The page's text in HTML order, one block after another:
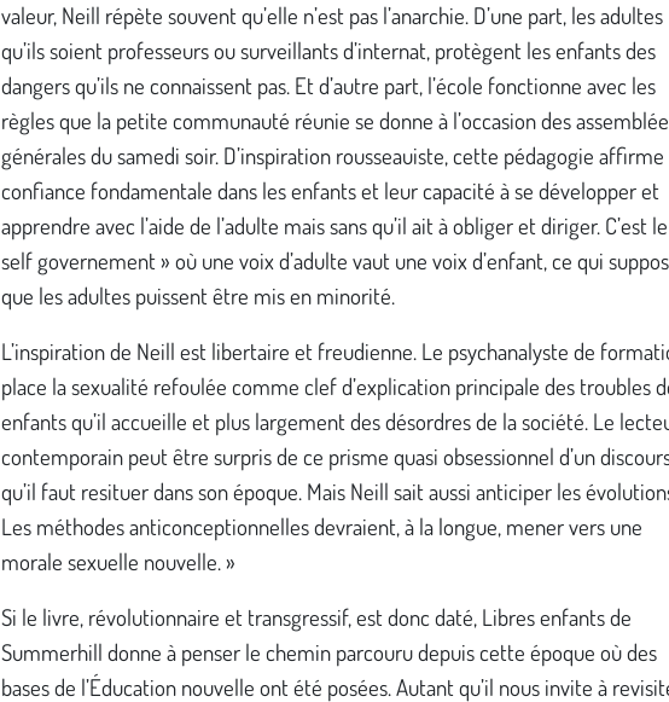
valeur, Neill répète souvent qu’elle n’est pas l’anarchie. D’une part, les adultes
qu’ils soient professeurs ou surveillants d’internat, protègent les enfants des
dangers qu’ils ne connaissent pas. Et d’autre part, l’école fonctionne avec les
règles que la petite communauté réunie se donne à l’occasion des
générales du samedi soir. D’inspiration rousseauiste, cette pédagogie affirme
confiance fondamentale dans les enfants et leur capacité à se développer et
apprendre avec l’aide de l’adulte mais sans qu’il ait à obliger et diriger. C’est
self governement » où une voix d’adulte vaut une voix d’enfant, ce qui
que les adultes puissent être mis en minorité.
L’inspiration de Neill est libertaire et freudienne. Le psychanalyste de
place la sexualité refoulée comme clef d’explication principale des troubles
enfants qu’il accueille et plus largement des désordres de la société. Le
contemporain peut être surpris de ce prisme quasi obsessionnel d’un
qu’il faut resituer dans son époque. Mais Neill sait aussi anticiper les
Les méthodes anticonceptionnelles devraient, à la longue, mener vers une
morale sexuelle nouvelle. »
Si le livre, révolutionnaire et transgressif, est donc daté, Libres enfants de
Summerhill donne à penser le chemin parcouru depuis cette époque où des
bases de l’Éducation nouvelle ont été posées. Autant qu’il nous invite à